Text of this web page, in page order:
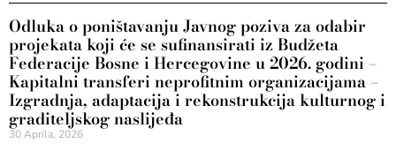
Odluka o poništavanju Javnog poziva za odabir
projekata koji će se sufinansirati iz Budžeta
Federacije Bosne i Hercegovine u 2026. godini –
Kapitalni transferi neprofitnim organizacijama –
Izgradnja, adaptacija i rekonstrukcija kulturnog i
graditeljskog naslijeđa
30 Aprila, 2026